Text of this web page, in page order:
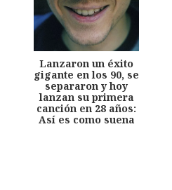
Lanzaron un éxito
gigante en los 90, se
separaron y hoy
lanzan su primera
canción en 28 años:
Así es como suena